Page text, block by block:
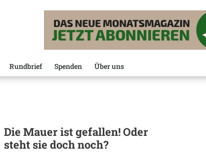
Rundbrief Spenden Über uns
Die Mauer ist gefallen! Oder
steht sie doch noch?